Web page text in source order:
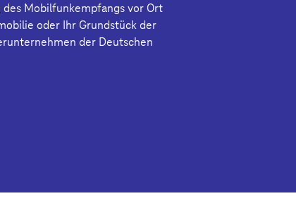
Mobilfunkempfangs vor Ort
oder Ihr Grundstück der
der Deutschen